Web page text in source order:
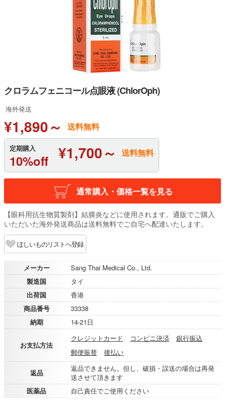
クロラムフェニコール点眼液 (ChlorOph)
海外発送
¥1,890～ 送料無料
定期購入
10%off ¥1,700～ 送料無料
通常購入・価格一覧を見る
【眼科用抗生物質製剤】結膜炎などに使用されます。通販でご購入
いただいた海外発送商品は送料無料でご自宅へ配達いたします。
ほしいものリストへ登録
メーカー
Sang Thai Medical Co., Ltd.
製造国
タイ
出荷国
香港
商品番号
33338
納期
14-21日
お支払方法
クレジットカード コンビニ決済
銀行振込
郵便振替
後払い
返品
返品できません。但し、破損・誤送の場合は再発
送させて頂きます
医薬品
自己責任でご使用ください